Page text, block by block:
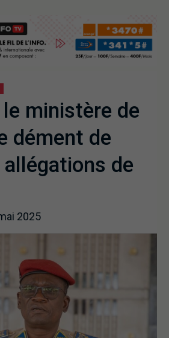
ministère de
dément de
de
2025